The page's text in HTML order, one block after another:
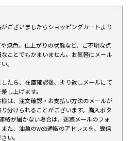
ございましたらショッピングカートより
焼色、仕上がりの状態など、ご不明な点
ことでもかまいません。お気軽にメール
。
たら、在庫確認後、折り返しメールにて
し上げます。
は、注文確認・お支払い方法のメールが
分けられることがございます。購入ボタ
絡が届かない場合は、迷惑メールのフォ
た、油亀のweb通販のアドレスを、受信
い。